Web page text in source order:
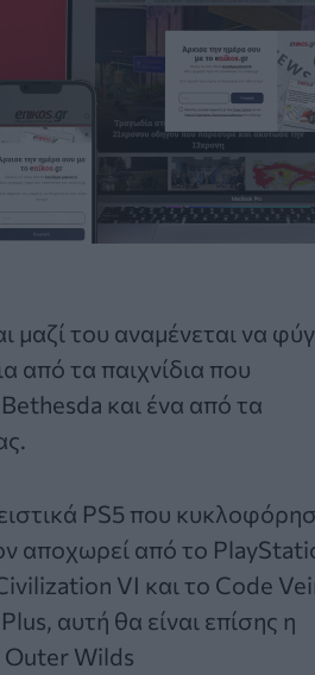
μαζί του αναμένεται να
από τα παιχνίδια που
και ένα από τα
PS5 που
αποχωρεί από το
VI και το Code
αυτή θα είναι επίσης η
Outer Wilds